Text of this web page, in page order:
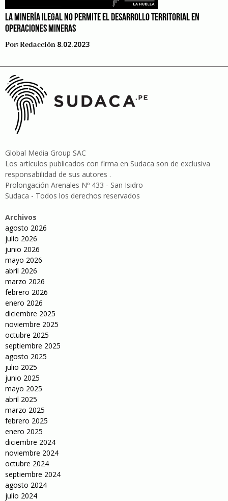
LA MINERÍA ILEGAL NO PERMITE EL DESARROLLO TERRITORIAL EN
OPERACIONES MINERAS
Por:Redacción 8.02.2023
Global Media Group SAC
Los artículos publicados con firma en Sudaca son de exclusiva
responsabilidad de sus autores .
Prolongación Arenales Nº 433 - San Isidro
Sudaca - Todos los derechos reservados
Archivos
agosto 2026
julio 2026
junio 2026
mayo 2026
abril 2026
marzo 2026
febrero 2026
enero 2026
diciembre 2025
noviembre 2025
octubre 2025
septiembre 2025
agosto 2025
julio 2025
junio 2025
mayo 2025
abril 2025
marzo 2025
febrero 2025
enero 2025
diciembre 2024
noviembre 2024
octubre 2024
septiembre 2024
agosto 2024
julio 2024